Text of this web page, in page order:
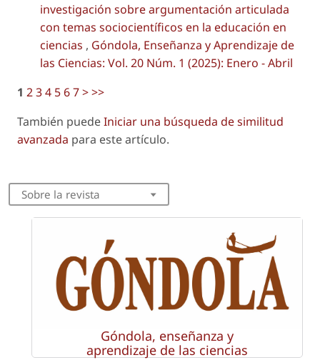
investigación sobre argumentación articulada
con temas sociocientíficos en la educación en
ciencias , Góndola, Enseñanza y Aprendizaje de
las Ciencias: Vol. 20 Núm. 1 (2025): Enero - Abril
1 234 567>>>
También puedeIniciar una búsqueda de similitud
avanzada para este artículo.
Sobre la revista
Góndola, enseñanza y
aprendizaje de las ciencias